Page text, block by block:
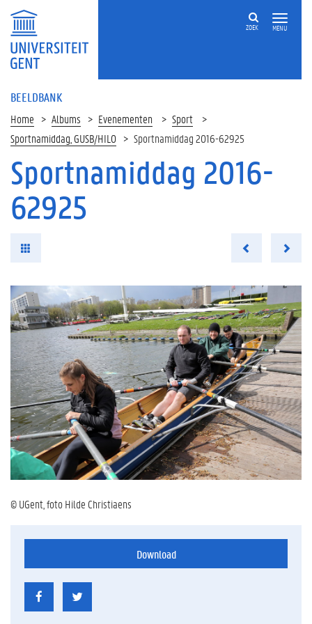
MENU
ZOEK
BEELDBANK
Home Albums Evenementen
Sport
Sportnamiddag, GUSB/HILO
Sportnamiddag 2016-62925
Sportnamiddag 2016-
62925
© UGent, foto Hilde Christiaens
Download